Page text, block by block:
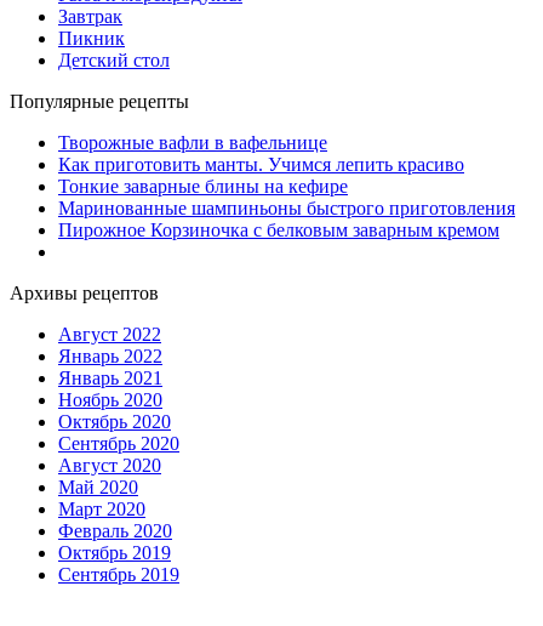
Завтрак
Пикник
Детский стол
Популярные рецепты
Творожные вафли в вафельнице
Как приготовить манты. Учимся лепить красиво
Тонкие заварные блины на кефире
Маринованные шампиньоны быстрого приготовления
Пирожное Корзиночка с белковым заварным кремом
Архивы рецептов
Август 2022
Январь 2022
Январь 2021
Ноябрь 2020
Октябрь 2020
Сентябрь 2020
Август 2020
Май 2020
Март 2020
Февраль 2020
Октябрь 2019
Сентябрь 2019